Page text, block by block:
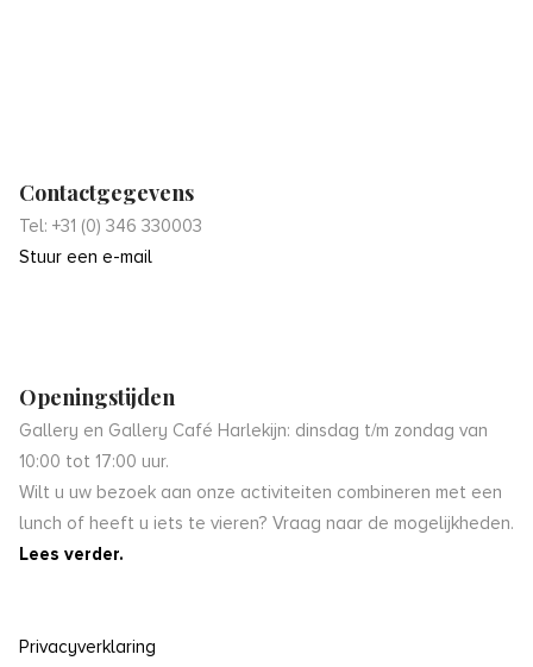
Contactgegevens
Tel: +31 (0) 346 330003
Stuur een e-mail
Openingstijden
Gallery en Gallery Café Harlekijn: dinsdag t/m zondag van
10:00 tot 17:00 uur.
Wilt u uw bezoek aan onze activiteiten combineren met een
lunch of heeft u iets te vieren? Vraag naar de mogelijkheden.
Lees verder.
Privacyverklaring